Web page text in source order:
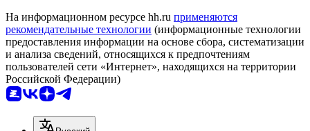
На информационном ресурсе hh.ru применяются
рекомендательные технологии (информационные технологии
предоставления информации на основе сбора, систематизации
и анализа сведений, относящихся к предпочтениям
пользователей сети «Интернет», находящихся на территории
Российской Федерации)